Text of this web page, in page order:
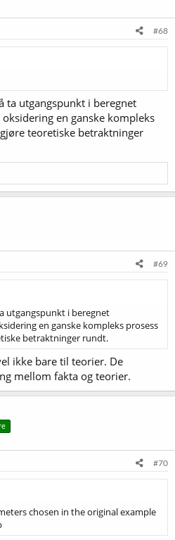
#68
ta utgangspunkt i beregnet
en ganske kompleks
teoretiske betraktninger
#69
utgangspunkt i beregnet
en ganske kompleks prosess
betraktninger rundt.
ikke bare til teorier. De
mellom fakta og teorier.
#70
chosen in the original example